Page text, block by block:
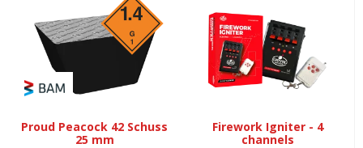
Proud Peacock 42 Schuss
25 mm
Firework Igniter - 4
channels